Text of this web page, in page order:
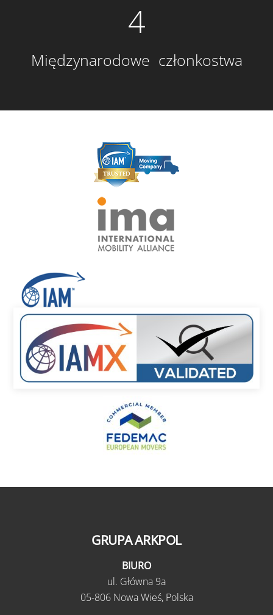
4
Międzynarodowe członkostwa
GRUPA ARKPOL
BIURO
ul. Główna 9a
05-806 Nowa Wieś, Polska